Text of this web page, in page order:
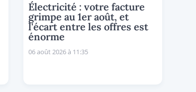
Électricité : votre facture
grimpe au 1er août, et
l'écart entre les offres est
énorme
06 août 2026 à 11:35